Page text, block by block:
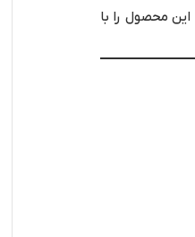
این محصول را با